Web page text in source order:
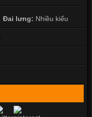
Đai lưng: Nhiều kiểu